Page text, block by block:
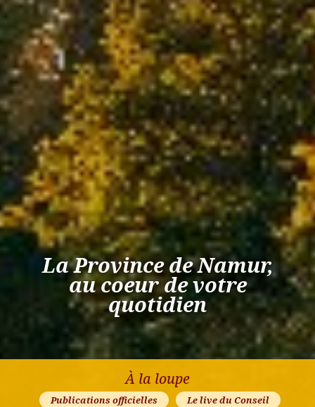
La Province de Namur,
au coeur de votre
quotidien
À la loupe
Publications officielles Le live du Conseil